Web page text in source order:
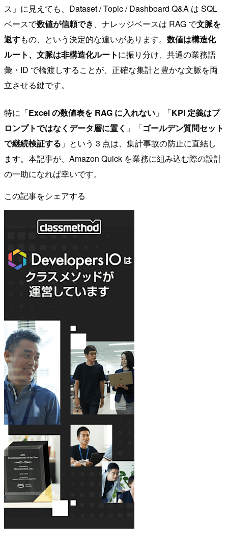
ス」に見えても、Dataset / Topic / Dashboard Q&A は SQL
ベースで数値が信頼でき、ナレッジベースは RAG で文脈を
返すもの、という決定的な違いがあります。 数値は構造化
ルート、文脈は非構造化ルートに振り分け、共通の業務語
彙・ID で橋渡しすることが、正確な集計と豊かな文脈を両
立させる鍵です。
特に「Excel の数値表を RAG に入れない 」「KPI 定義はプ
ロンプトではなくデータ層に置く 」「ゴールデン質問セット
で継続検証する 」という 3 点は、集計事故の防止に直結し
ます。本記事が、Amazon Quick を業務に組み込む際の設計
の一助になれば幸いです。
この記事をシェアする